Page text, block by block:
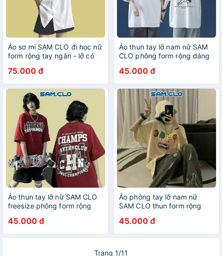
Áo sơ mi SAM CLO đi học nữ
form rộng tay ngắn - lỡ có
unisex thêu LOGO ĐEN 20
INCH trắng
75.000 đ
Áo thun tay lỡ nam nữ SAM
CLO phông form rộng dáng
in HÌNH VỊT DANGER
45.000 đ
Áo thun tay lỡ nữ SAM CLO
freesize phông form rộng
nhóm, lớp in chữ champs
TRYTHM CLUB
45.000 đ
Áo phông tay lỡ nam nữ
SAM CLO thun form rộng
nhóm, lớp in HOẠT HÌNH
POPSICLE
45.000 đ
Trang 1/11